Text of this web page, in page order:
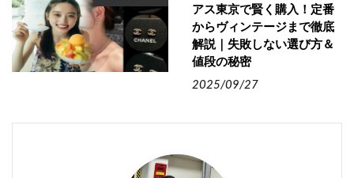
アス東京で賢く購入！定番
からヴィンテージまで徹底
解説｜失敗しない選び方＆
値段の秘密
2025/09/27